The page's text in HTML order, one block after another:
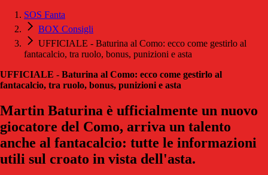
SOS Fanta
BOX Consigli
UFFICIALE - Baturina al Como: ecco come gestirlo al
fantacalcio, tra ruolo, bonus, punizioni e asta
UFFICIALE - Baturina al Como: ecco come gestirlo al
fantacalcio, tra ruolo, bonus, punizioni e asta
Martin Baturina è ufficialmente un nuovo
giocatore del Como, arriva un talento
anche al fantacalcio: tutte le informazioni
utili sul croato in vista dell'asta.